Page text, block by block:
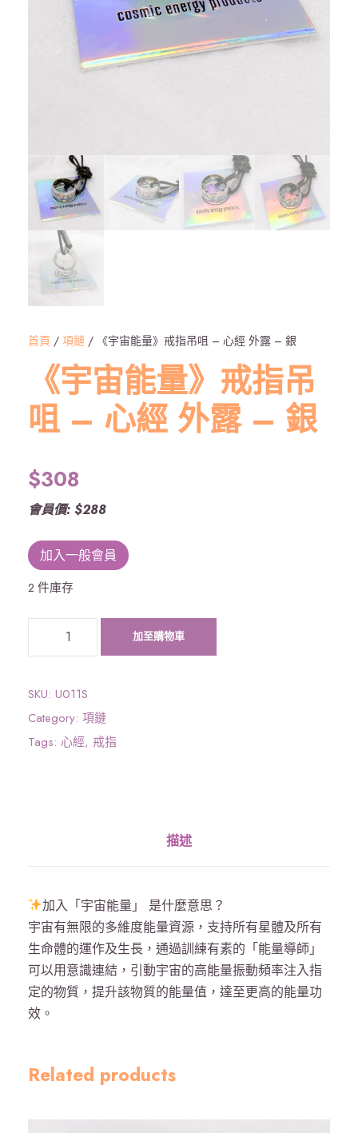
首頁 / 項鏈 / 《宇宙能量》戒指吊咀 – 心經 外露 – 銀
《宇宙能量》戒指吊
咀 – 心經 外露 – 銀
$308
會員價: $288
加入一般會員
2 件庫存
能
量
》
外
露
-
銀
數
量
加至購物車
SKU: U011S
Category: 項鏈
Tags: 心經, 戒指
描述
加入「宇宙能量」 是什麼意思？
宇宙有無限的多維度能量資源，支持所有星體及所有
生命體的運作及生長，通過訓練有素的「能量導師」
可以用意識連結，引動宇宙的高能量振動頻率注入指
定的物質，提升該物質的能量值，達至更高的能量功
效。
Related products